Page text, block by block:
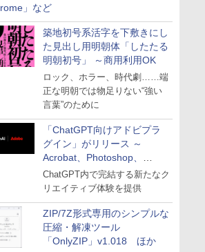
」など
築地初号系活字を下敷きにし
た見出し用明朝体「したたる
明朝初号」 ～商用利用OK
ロック、ホラー、時代劇……端
正な明朝では物足りない“強い
言葉”のために
「ChatGPT向けアドビプラ
グイン」がリリース ～
Acrobat、Photoshop、
Premiereなどの機能を1つの
プラグインに統合
ChatGPT内で完結する新たなク
リエイティブ体験を提供
ZIP/7Z形式専用のシンプルな
圧縮・解凍ツール
「OnlyZIP」v1.018 ほか